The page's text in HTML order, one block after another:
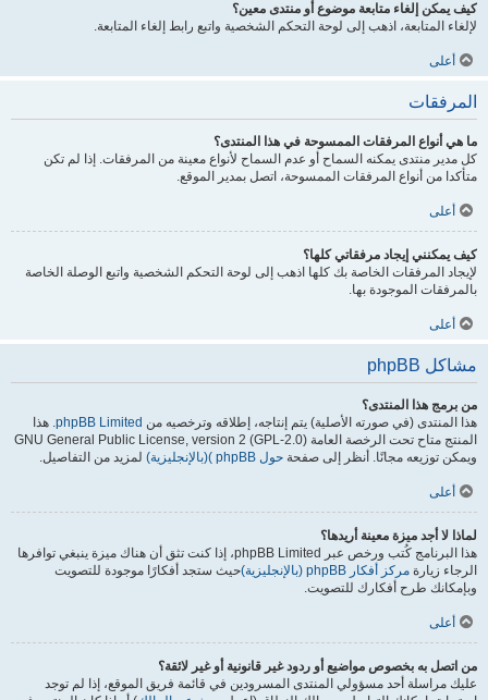
كيف يمكن إلغاء متابعة موضوع أو منتدى معين؟
لإلغاء المتابعة، اذهب إلى لوحة التحكم الشخصية واتبع رابط إلغاء المتابعة.
أعلى
المرفقات
ما هي أنواع المرفقات الممسوحة في هذا المنتدى؟
كل مدير منتدى يمكنه السماح أو عدم السماح لأنواع معينة من المرفقات. إذا لم تكن
متأكدا من أنواع المرفقات الممسوحة، اتصل بمدير الموقع.
أعلى
كيف يمكنني إيجاد مرفقاتي كلها؟
لإيجاد المرفقات الخاصة بك كلها اذهب إلى لوحة التحكم الشخصية واتبع الوصلة الخاصة
بالمرفقات الموجودة بها.
أعلى
مشاكل phpBB
من برمج هذا المنتدى؟
هذا المنتدى (في صورته الأصلية) يتم إنتاجه، إطلاقه وترخصيه من phpBB Limited. هذا
المنتج متاح تحت الرخصة العامة GNU General Public License, version 2 (GPL-2.0)
ويمكن توزيعه مجانًا. أنظر إلى صفحة حول phpBB )(بالإنجليزية) لمزيد من التفاصيل.
أعلى
لماذا لا أجد ميزة معينة أريدها؟
هذا البرنامج كُتب ورخص عبر phpBB Limited، إذا كنت تثق أن هناك ميزة ينبغي توافرها
الرجاء زيارة مركز أفكار phpBB (بالإنجليزية)
حيث ستجد أفكارًا موجودة للتصويت
وبإمكانك طرح أفكارك للتصويت.
أعلى
من اتصل به بخصوص مواضيع أو ردود غير قانونية أو غير لائقة؟
عليك مراسلة أحد مسؤولي المنتدى المسرودين في قائمة فريق الموقع، إذا لم توجد